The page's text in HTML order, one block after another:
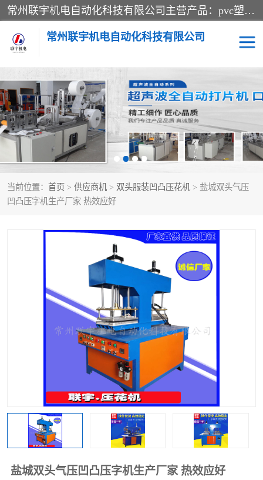
常州联宇机电自动化科技有限公司主营产品：pvc塑料焊机、高频热合机、软膜天花压边机、服装布料凹凸压花机、布料3d压印设备、服装植胶设备、超声波布料花边机、无纺布热合机、全自动压花机。
常州联宇机电自动化科技有限公司
当前位置： 首页 > 供应商机 > 双头服装凹凸压花机 > 盐城双头气压
凹凸压字机生产厂家 热效应好
盐城双头气压凹凸压字机生产厂家 热效应好
压花定型机以及压花模具 超声波热合机
高频热合机 超声波花边机
超声波复合压花机 凹凸压花机压标机
3040凹凸压花机 双头服装凹凸压花机
自动超声波打片成型机
海绵产品成型机
其他超声波系列